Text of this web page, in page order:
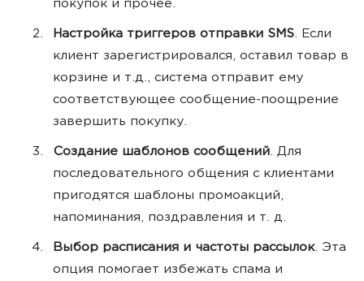
покупок и прочее.
Настройка триггеров отправки SMS. Если
клиент зарегистрировался, оставил товар в
корзине и т.д., система отправит ему
соответствующее сообщение-поощрение
завершить покупку.
Создание шаблонов сообщений. Для
последовательного общения с клиентами
пригодятся шаблоны промоакций,
напоминания, поздравления и т. д.
Выбор расписания и частоты рассылок. Эта
опция помогает избежать спама и